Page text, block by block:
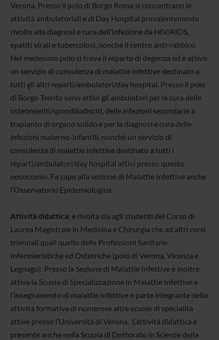
Verona. Presso il polo di Borgo Roma si concentrano le
attività ambulatoriali e di Day Hospital prevalentemente
rivolte alla diagnosi e cura dell’infezione da HIV/AIDS,
epatiti virali e tubercolosi, nonché il centro anti-rabbico.
Nel medesimo polo si trova il reparto di degenza ed è attivo
un servizio di consulenza di malattie infettive destinato a
tutti gli altri reparti/ambulatori/day hospital. Presso il polo
di Borgo Trento sono attivi gli ambulatori per la cura delle
osteomieliti/spondilodisciti, delle infezioni secondarie a
trapianto di organo solido e per la diagnosi e cura delle
infezioni materno-infantili, nonché un servizio di
consulenza di malattie infettive destinato a tutti i
reparti/ambulatori/day hospital attivi presso questo
nosocomio. Fa capo alla sezione di Malattie Infettive anche
l’Osservatorio Epidemiologico.
Attività didattica: è rivolta sia agli studenti del Corso di
Laurea Magistrale in Medicina e Chirurgia che ad altri corsi
triennali quali quello delle Professioni Sanitarie
Infermieristiche ed Ostetriche (polo di Verona, Vicenza e
Legnago). Presso la Sezione di Malattie Infettive è inoltre
attiva la Scuola di Specializzazione in Malattie Infettive e
l’insegnamento di malattie infettive è parte integrante della
attività formativa di numerose altre scuole di specialità
attive presso l’Università di Verona. L’attività didattica è
presente anche nella Scuola di Dottorato in Scienze della